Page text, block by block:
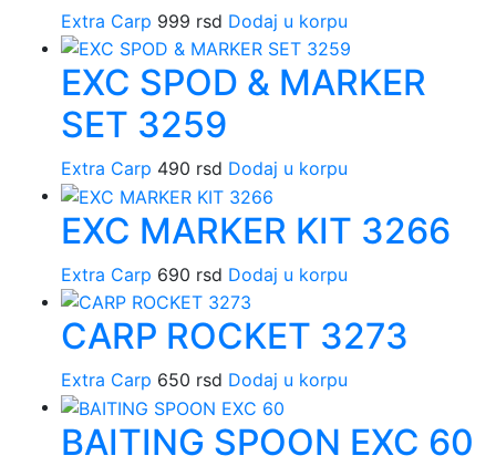
Extra Carp 999 rsd Dodaj u korpu
EXC SPOD & MARKER
SET 3259
Extra Carp 490 rsd Dodaj u korpu
EXC MARKER KIT 3266
Extra Carp 690 rsd Dodaj u korpu
CARP ROCKET 3273
Extra Carp 650 rsd Dodaj u korpu
BAITING SPOON EXC 60